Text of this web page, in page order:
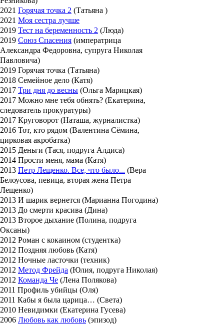
2021 Горячая точка 2 (Татьяна )
2021 Моя сестра лучше
2019 Тест на беременность 2 (Люда)
2019 Союз Спасения (императрица
Александра Федоровна, супруга Николая
Павловича)
2019 Горячая точка (Татьяна)
2018 Семейное дело (Катя)
2017 Три дня до весны (Ольга Марицкая)
2017 Можно мне тебя обнять? (Екатерина,
следователь прокуратуры)
2017 Круговорот (Наташа, журналистка)
2016 Тот, кто рядом (Валентина Сёмина,
цирковая акробатка)
2015 Деньги (Тася, подруга Алдиса)
2014 Прости меня, мама (Катя)
2013 Петр Лещенко. Все, что было... (Вера
Белоусова, певица, вторая жена Петра
Лещенко)
2013 И шарик вернется (Марианна Погодина)
2013 До смерти красива (Дина)
2013 Второе дыхание (Полина, подруга
Оксаны)
2012 Роман с кокаином (студентка)
2012 Поздняя любовь (Катя)
2012 Ночные ласточки (техник)
2012 Метод Фрейда (Юлия, подруга Николая)
2012 Команда Че (Лена Полякова)
2011 Профиль убийцы (Оля)
2011 Кабы я была царица… (Света)
2010 Невидимки (Екатерина Гусева)
2006 Любовь как любовь (эпизод)